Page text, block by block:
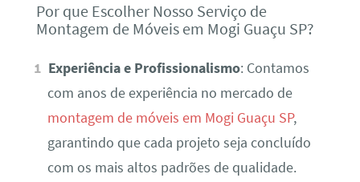
Por que Escolher Nosso Serviço de
Montagem de Móveis em Mogi Guaçu SP?
Experiência e Profissionalismo: Contamos
com anos de experiência no mercado de
montagem de móveis em Mogi Guaçu SP,
garantindo que cada projeto seja concluído
com os mais altos padrões de qualidade.